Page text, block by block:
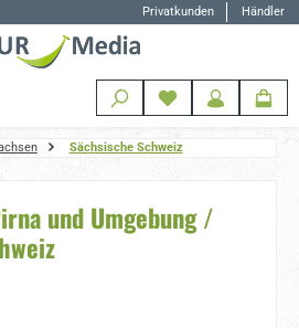
Privatkunden Händler
Sächsische Schweiz
und Umgebung /